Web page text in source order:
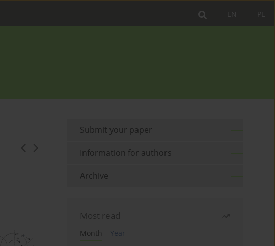
PL
EN
Submit your paper
Information for authors
Archive
Most read
Month
Year